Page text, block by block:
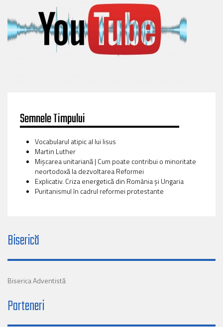
Semnele Timpului
Vocabularul atipic al lui Iisus
Martin Luther
Mișcarea unitariană | Cum poate contribui o minoritate
neortodoxă la dezvoltarea Reformei
Explicativ. Criza energetică din România și Ungaria
Puritanismul în cadrul reformei protestante
Biserică
Biserica Adventistă
Parteneri